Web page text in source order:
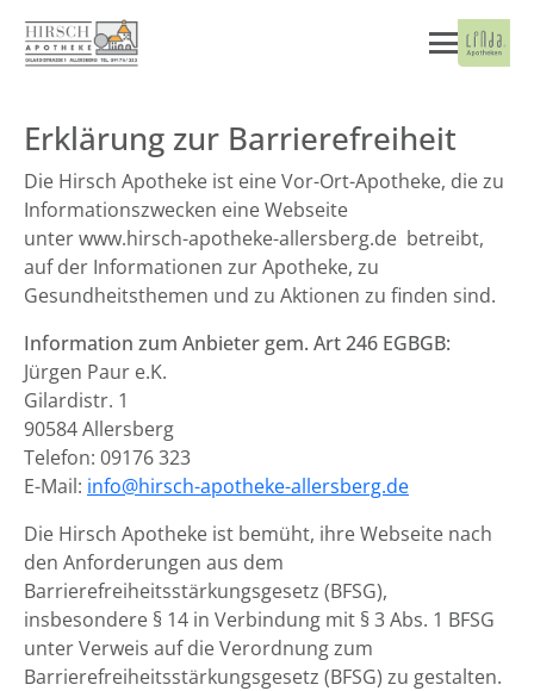
Erklärung zur Barrierefreiheit
Die Hirsch Apotheke ist eine Vor-Ort-Apotheke, die zu
Informationszwecken eine Webseite
unter www.hirsch-apotheke-allersberg.de betreibt,
auf der Informationen zur Apotheke, zu
Gesundheitsthemen und zu Aktionen zu finden sind.
Information zum Anbieter gem. Art 246 EGBGB:
Jürgen Paur e.K.
Gilardistr. 1
90584 Allersberg
Telefon: 09176 323
E-Mail: info@hirsch-apotheke-allersberg.de
Die Hirsch Apotheke ist bemüht, ihre Webseite nach
den Anforderungen aus dem
Barrierefreiheitsstärkungsgesetz (BFSG),
insbesondere § 14 in Verbindung mit § 3 Abs. 1 BFSG
unter Verweis auf die Verordnung zum
Barrierefreiheitsstärkungsgesetz (BFSG) zu gestalten.